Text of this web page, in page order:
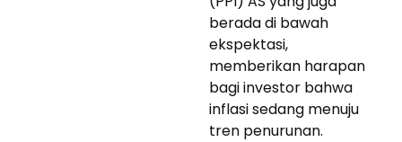
berada di bawah
ekspektasi,
memberikan harapan
bagi investor bahwa
inflasi sedang menuju
tren penurunan.